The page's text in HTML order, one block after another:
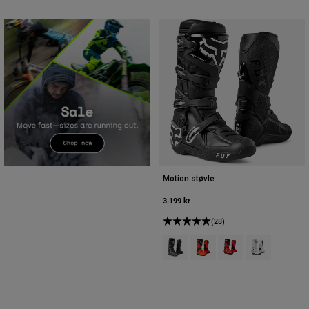
Motion støvle
3.199 kr
(28)
Product swatch type of Sort.
Product swatch type of
Product swatch
Product